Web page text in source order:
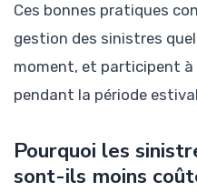
Ces bonnes pratiques
gestion des sinistres
moment, et participent à
pendant la période
Pourquoi les
sont-ils moins